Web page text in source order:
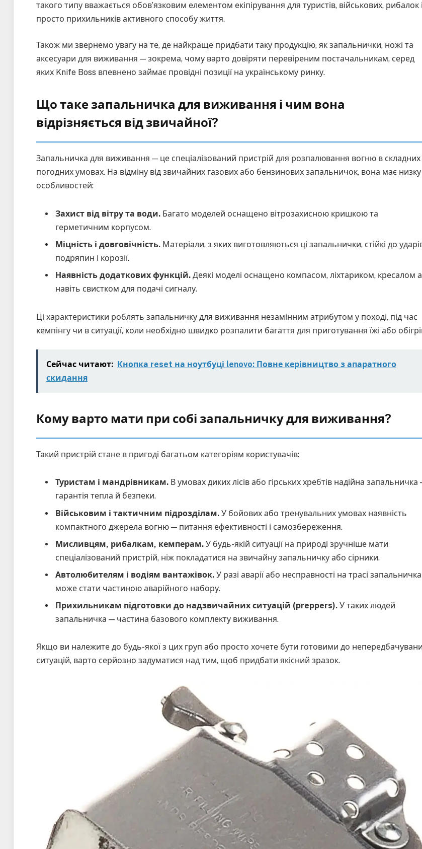
такого типу вважається обов’язковим елементом екіпірування для туристів, військових, рибалок і
просто прихильників активного способу життя.
Також ми звернемо увагу на те, де найкраще придбати таку продукцію, як запальнички, ножі та
аксесуари для виживання — зокрема, чому варто довіряти перевіреним постачальникам, серед
яких Knife Boss впевнено займає провідні позиції на українському ринку.
Що таке запальничка для виживання і чим вона
відрізняється від звичайної?
Запальничка для виживання — це спеціалізований пристрій для розпалювання вогню в складних
погодних умовах. На відміну від звичайних газових або бензинових запальничок, вона має низку
особливостей:
Захист від вітру та води. Багато моделей оснащено вітрозахисною кришкою та
герметичним корпусом.
Міцність і довговічність. Матеріали, з яких виготовляються ці запальнички, стійкі до
подряпин і корозії.
Наявність додаткових функцій. Деякі моделі оснащено компасом, ліхтариком, кресалом
навіть свистком для подачі сигналу.
Ці характеристики роблять запальничку для виживання незамінним атрибутом у поході, під час
кемпінгу чи в ситуації, коли необхідно швидко розпалити багаття для приготування їжі або
Сейчас читают:
Кнопка reset на ноутбуці lenovo: Повне керівництво з апаратного
скидання
Кому варто мати при собі запальничку для виживання?
Такий пристрій стане в пригоді багатьом категоріям користувачів:
Туристам і мандрівникам. В умовах диких лісів або гірських хребтів надійна запальничка
гарантія тепла й безпеки.
Військовим і тактичним підрозділам. У бойових або тренувальних умовах наявність
компактного джерела вогню — питання ефективності і самозбереження.
Мисливцям, рибалкам, кемперам. У будь-якій ситуації на природі зручніше мати
спеціалізований пристрій, ніж покладатися на звичайну запальничку або сірники.
Автолюбителям і водіям вантажівок. У разі аварії або несправності на трасі запальничка
може стати частиною аварійного набору.
Прихильникам підготовки до надзвичайних ситуацій (preppers). У таких людей
запальничка — частина базового комплекту виживання.
Якщо ви належите до будь-якої з цих груп або просто хочете бути готовими до
ситуацій, варто серйозно задуматися над тим, щоб придбати якісний зразок.